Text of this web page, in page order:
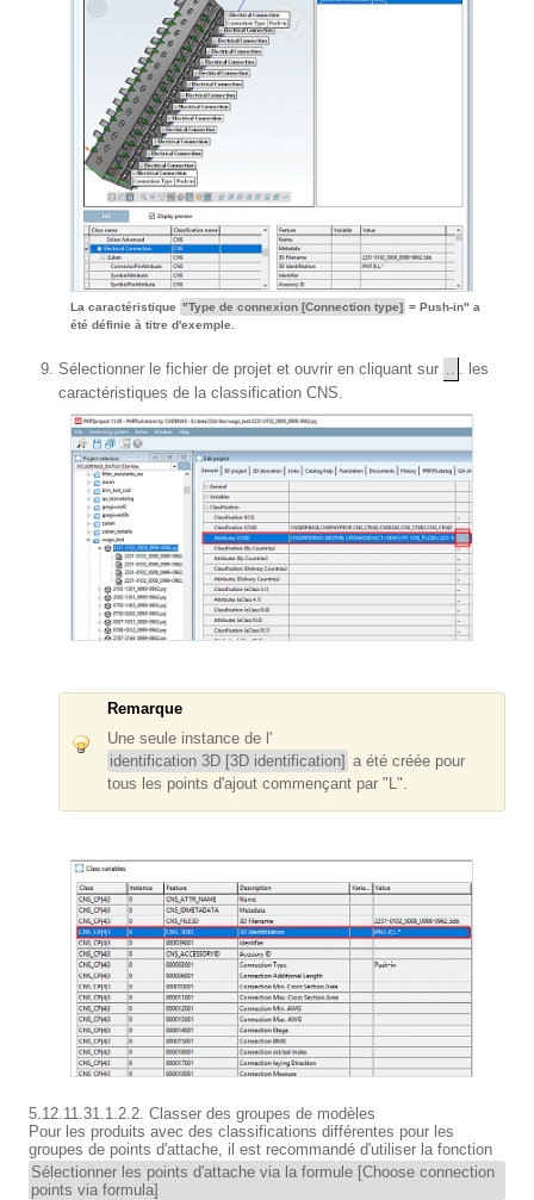
La caractéristique "Type de connexion [Connection type] = Push-in" a
été définie à titre d'exemple.
Sélectionner le fichier de projet et ouvrir en cliquant sur
. les
caractéristiques de la classification CNS.
Remarque
Une seule instance de l'
identification 3D [3D identification] a été créée pour
tous les points d'ajout commençant par "L".
5.12.11.31.1.2.2. Classer des groupes de modèles
Pour les produits avec des classifications différentes pour les
groupes de points d'attache, il est recommandé d'utiliser la fonction
Sélectionner les points d'attache via la formule [Choose connection
points via formula]